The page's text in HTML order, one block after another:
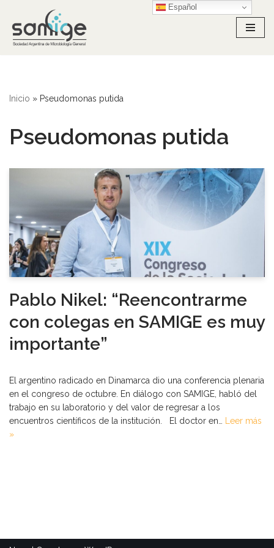
Ir
al
Inicio » Pseudomonas putida
Pseudomonas putida
Pablo Nikel: “Reencontrarme
con colegas en SAMIGE es muy
importante”
El argentino radicado en Dinamarca dio una conferencia plenaria
en el congreso de octubre. En diálogo con SAMIGE, habló del
trabajo en su laboratorio y del valor de regresar a los
encuentros científicos de la institución. El doctor en…
Leer más
»
Español